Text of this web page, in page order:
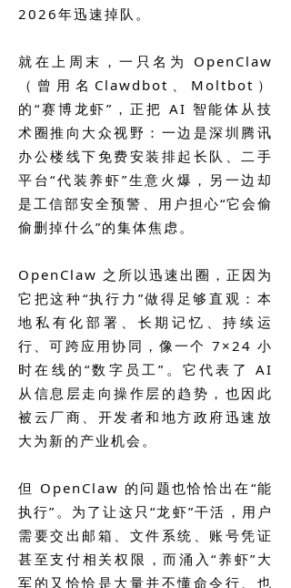
2026年迅速掉队。
就在上周末，一只名为 OpenClaw
（曾用名Clawdbot、Moltbot）
的“赛博龙虾”，正把 AI 智能体从技
术圈推向大众视野：一边是深圳腾讯
办公楼线下免费安装排起长队、二手
平台“代装养虾”生意火爆，另一边却
是工信部安全预警、用户担心“它会偷
偷删掉什么”的集体焦虑。
OpenClaw 之所以迅速出圈，正因为
它把这种“执行力”做得足够直观：本
地私有化部署、长期记忆、持续运
行、可跨应用协同，像一个 7×24 小
时在线的“数字员工”。它代表了 AI
从信息层走向操作层的趋势，也因此
被云厂商、开发者和地方政府迅速放
大为新的产业机会。
但 OpenClaw 的问题也恰恰出在“能
执行”。为了让这只“龙虾”干活，用户
需要交出邮箱、文件系统、账号凭证
甚至支付相关权限，而涌入“养虾”大
军的又恰恰是大量并不懂命令行、也